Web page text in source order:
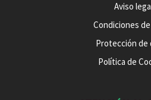
Aviso
Condiciones
Protección de
Política de